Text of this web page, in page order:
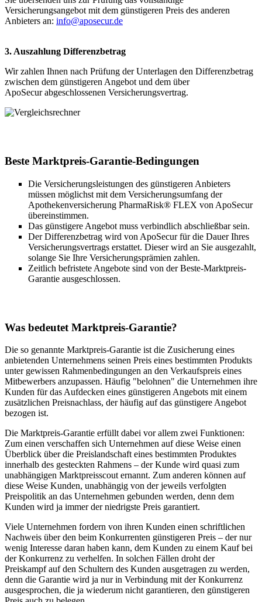
Versicherungsangebot mit dem günstigeren Preis des anderen
Anbieters an: info@aposecur.de
3. Auszahlung Differenzbetrag
Wir zahlen Ihnen nach Prüfung der Unterlagen den Differenzbetrag
zwischen dem günstigeren Angebot und dem über
ApoSecur abgeschlossenen Versicherungsvertrag.
Beste Marktpreis-Garantie-Bedingungen
Die Versicherungsleistungen des günstigeren Anbieters
müssen möglichst mit dem Versicherungsumfang der
Apothekenversicherung PharmaRisk® FLEX von ApoSecur
übereinstimmen.
Das günstigere Angebot muss verbindlich abschließbar sein.
Der Differenzbetrag wird von ApoSecur für die Dauer Ihres
Versicherungsvertrags erstattet. Dieser wird an Sie ausgezahlt,
solange Sie Ihre Versicherungsprämien zahlen.
Zeitlich befristete Angebote sind von der Beste-Marktpreis-
Garantie ausgeschlossen.
Was bedeutet Marktpreis-Garantie?
Die so genannte Marktpreis-Garantie ist die Zusicherung eines
anbietenden Unternehmens seinen Preis eines bestimmten Produkts
unter gewissen Rahmenbedingungen an den Verkaufspreis eines
Mitbewerbers anzupassen. Häufig "belohnen" die Unternehmen ihre
Kunden für das Aufdecken eines günstigeren Angebots mit einem
zusätzlichen Preisnachlass, der häufig auf das günstigere Angebot
bezogen ist.
Die Marktpreis-Garantie erfüllt dabei vor allem zwei Funktionen:
Zum einen verschaffen sich Unternehmen auf diese Weise einen
Überblick über die Preislandschaft eines bestimmten Produktes
innerhalb des gesteckten Rahmens – der Kunde wird quasi zum
unabhängigen Marktpreisscout ernannt. Zum anderen können auf
diese Weise Kunden, unabhängig von der jeweils verfolgten
Preispolitik an das Unternehmen gebunden werden, denn dem
Kunden wird ja immer der niedrigste Preis garantiert.
Viele Unternehmen fordern von ihren Kunden einen schriftlichen
Nachweis über den beim Konkurrenten günstigeren Preis – der nur
wenig Interesse daran haben kann, dem Kunden zu einem Kauf bei
der Konkurrenz zu verhelfen. In solchen Fällen droht der
Preiskampf auf den Schultern des Kunden ausgetragen zu werden,
denn die Garantie wird ja nur in Verbindung mit der Konkurrenz
ausgesprochen, die ja wiederum nicht garantieren, den günstigeren